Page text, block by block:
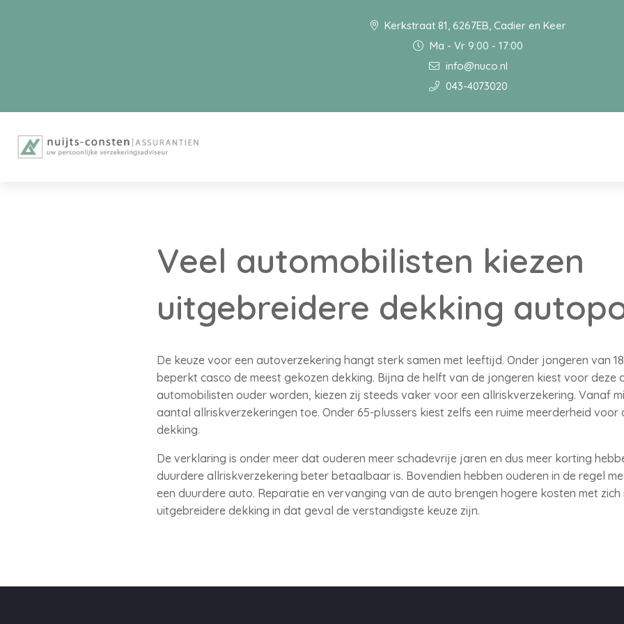
Kerkstraat 81, 6267EB, Cadier en Keer
Ma - Vr 9:00 - 17:00
info@nuco.nl
043-4073020
Veel automobilisten kiezen
uitgebreidere dekking
De keuze voor een autoverzekering hangt sterk samen met leeftijd. Onder jongeren van
beperkt casco de meest gekozen dekking. Bijna de helft van de jongeren kiest voor deze
automobilisten ouder worden, kiezen zij steeds vaker voor een allriskverzekering. Vanaf
aantal allriskverzekeringen toe. Onder 65-plussers kiest zelfs een ruime meerderheid voor
dekking.
De verklaring is onder meer dat ouderen meer schadevrije jaren en dus meer korting
duurdere allriskverzekering beter betaalbaar is. Bovendien hebben ouderen in de regel
een duurdere auto. Reparatie en vervanging van de auto brengen hogere kosten met zich
uitgebreidere dekking in dat geval de verstandigste keuze zijn.